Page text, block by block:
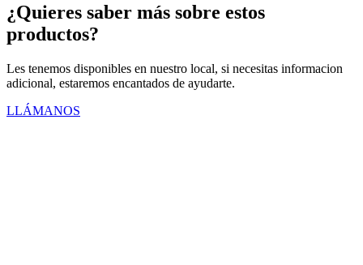
¿Quieres saber más sobre estos
productos?
Les tenemos disponibles en nuestro local, si necesitas informacion
adicional, estaremos encantados de ayudarte.
LLÁMANOS